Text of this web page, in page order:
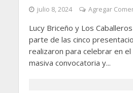
julio 8, 2024 Agregar
Lucy Briceño y Los
parte de las cinco
realizaron para celebrar en el
masiva convocatoria y...